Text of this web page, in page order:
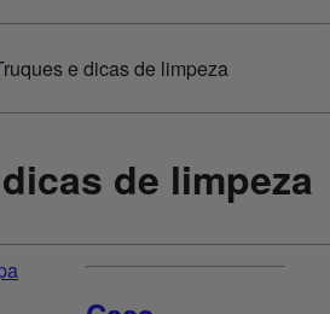
e dicas de limpeza
de limpeza